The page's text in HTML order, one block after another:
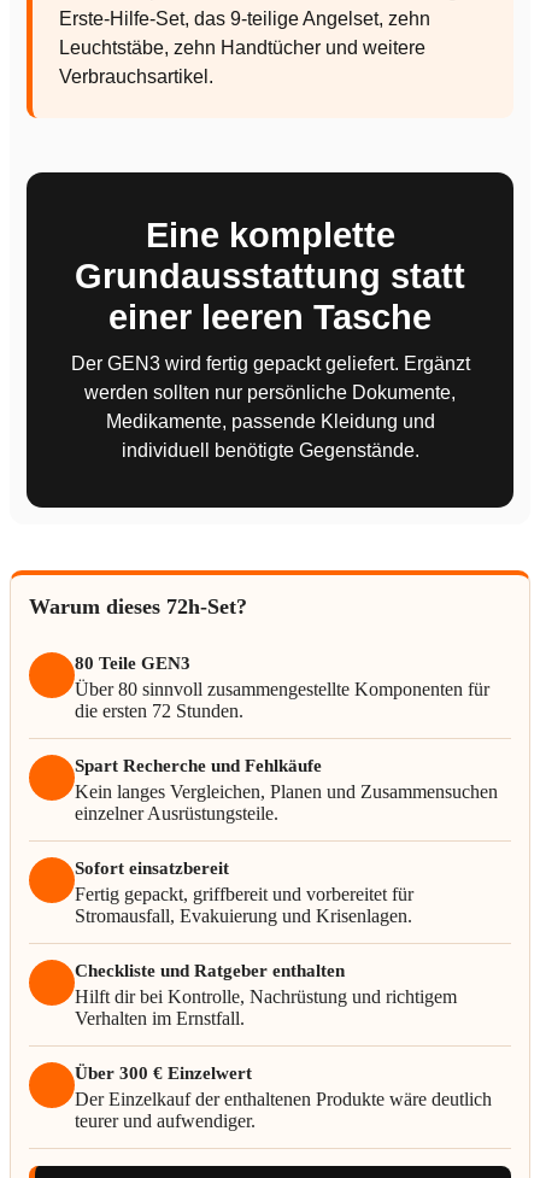
Erste-Hilfe-Set, das 9-teilige Angelset, zehn
Leuchtstäbe, zehn Handtücher und weitere
Verbrauchsartikel.
Eine komplette
Grundausstattung statt
einer leeren Tasche
Der GEN3 wird fertig gepackt geliefert. Ergänzt
werden sollten nur persönliche Dokumente,
Medikamente, passende Kleidung und
individuell benötigte Gegenstände.
gelesen haben. Diese Einwilligung kann über die Cookie-Einstellungen
Warum dieses 72h-Set?
80 Teile GEN3
Über 80 sinnvoll zusammengestellte Komponenten für
die ersten 72 Stunden.
Spart Recherche und Fehlkäufe
Kein langes Vergleichen, Planen und Zusammensuchen
einzelner Ausrüstungsteile.
Sofort einsatzbereit
Fertig gepackt, griffbereit und vorbereitet für
Stromausfall, Evakuierung und Krisenlagen.
Checkliste und Ratgeber enthalten
Hilft dir bei Kontrolle, Nachrüstung und richtigem
Verhalten im Ernstfall.
Über 300 € Einzelwert
Der Einzelkauf der enthaltenen Produkte wäre deutlich
teurer und aufwendiger.